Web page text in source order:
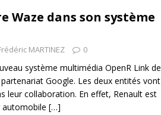
Waze dans son système
MARTINEZ 0
système multimédia OpenR Link de
Google. Les deux entités vont
leur collaboration. En effet, Renault est
[…]